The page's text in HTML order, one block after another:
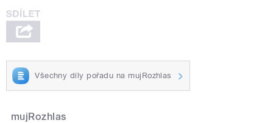
Všechny díly pořadu na mujRozhlas
mujRozhlas